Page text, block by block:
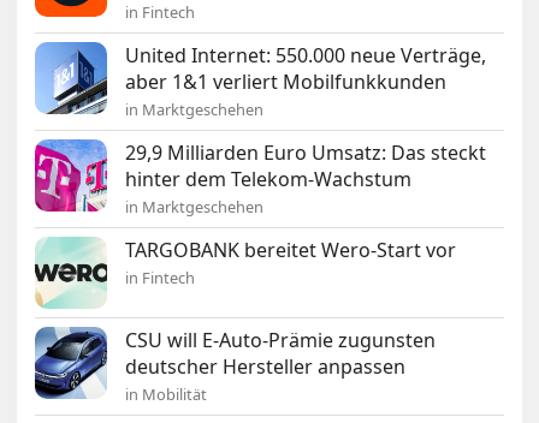
in Fintech
United Internet: 550.000 neue Verträge,
aber 1&1 verliert Mobilfunkkunden
in Marktgeschehen
29,9 Milliarden Euro Umsatz: Das steckt
hinter dem Telekom-Wachstum
in Marktgeschehen
TARGOBANK bereitet Wero-Start vor
in Fintech
CSU will E-Auto-Prämie zugunsten
deutscher Hersteller anpassen
in Mobilität